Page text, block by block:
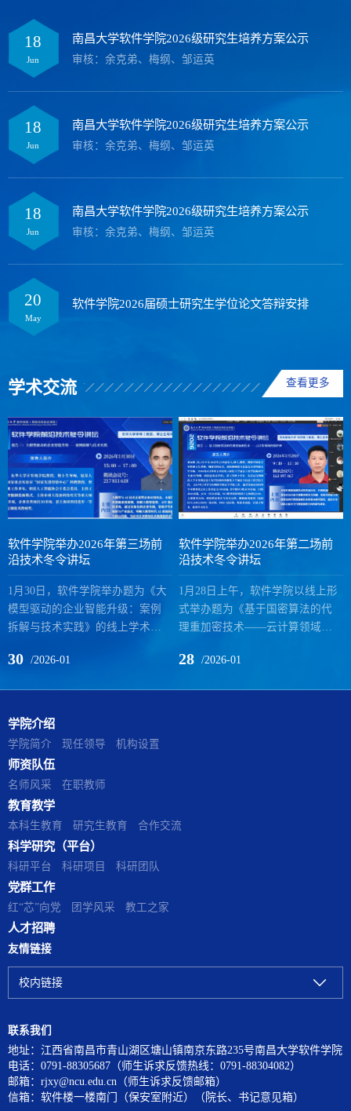
18
Jun
南昌大学软件学院2026级研究生培养方案公示
审核：余克弟、梅纲、邹运英
18
Jun
南昌大学软件学院2026级研究生培养方案公示
审核：余克弟、梅纲、邹运英
18
Jun
南昌大学软件学院2026级研究生培养方案公示
审核：余克弟、梅纲、邹运英
20
May
软件学院2026届硕士研究生学位论文答辩安排
学术交流 查看更多
软件学院举办2026年第三场前
沿技术冬令讲坛
1月30日，软件学院举办题为《大
模型驱动的企业智能升级：案例
拆解与技术实践》的线上学术讲
学院教授、博士生导师李锋主
锋教授结合多年企业研发与科研
经验，聚焦大模型在企业智能化
解了大模型选型策略、API集成方
法及工程化落地的核心技术栈。
他通过多个典型行业案例，生动
展示了如何将课堂所学的人工智
能理论转化为解决实际业务问题
的系统能力，...
30 /2026-01
软件学院举办2026年第二场前
沿技术冬令讲坛
1月28日上午，软件学院以线上形
式举办题为《基于国密算法的代
理重加密技术——云计算领域的
由西安邮电大学网络空间安全学
密码标准（SM2/SM9等）构建自
28 /2026-01
学院介绍
学院简介 现任领导 机构设置
师资队伍
名师风采 在职教师
教育教学
本科生教育 研究生教育 合作交流
科学研究（平台）
科研平台 科研项目 科研团队
党群工作
红“芯”向党 团学风采 教工之家
人才招聘
友情链接
校内链接
联系我们
地址：江西省南昌市青山湖区塘山镇南京东路235号南昌大学软件学院
电话：0791-88305687（师生诉求反馈热线：0791-88304082）
邮箱：rjxy@ncu.edu.cn（师生诉求反馈邮箱）
信箱：软件楼一楼南门（保安室附近）（院长、书记意见箱）